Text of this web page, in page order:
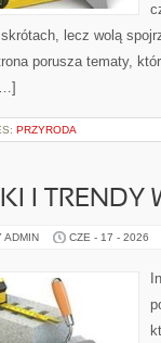
lecz wolą
porusza tematy,
PRZYRODA
I TRENDY
ADMIN CZE - 17 - 2026